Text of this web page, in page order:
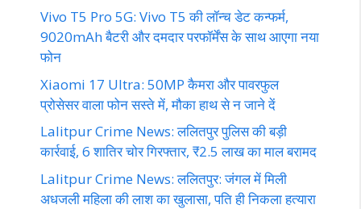
Vivo T5 Pro 5G: Vivo T5 की लॉन्च डेट कन्फर्म,
9020mAh बैटरी और दमदार परफॉर्मेंस के साथ आएगा नया
फोन
Xiaomi 17 Ultra: 50MP कैमरा और पावरफुल
प्रोसेसर वाला फोन सस्ते में, मौका हाथ से न जाने दें
Lalitpur Crime News: ललितपुर पुलिस की बड़ी
कार्रवाई, 6 शातिर चोर गिरफ्तार, ₹2.5 लाख का माल बरामद
Lalitpur Crime News: ललितपुर: जंगल में मिली
अधजली महिला की लाश का खुलासा, पति ही निकला हत्यारा